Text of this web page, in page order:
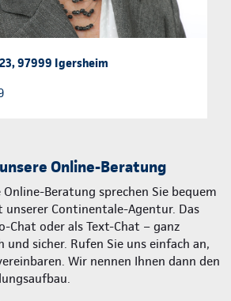
97999 Igersheim
Online-Beratung
Beratung sprechen Sie bequem
unserer Continentale-Agentur. Das
oder als Text-Chat – ganz
sicher. Rufen Sie uns einfach an,
Wir nennen Ihnen dann den